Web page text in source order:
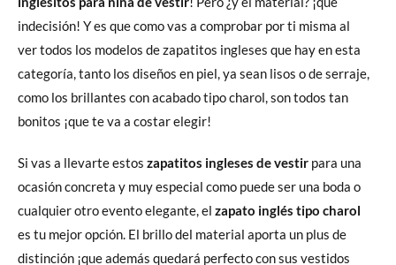
indecisión! Y es que como vas a comprobar por ti misma al
ver todos los modelos de zapatitos ingleses que hay en esta
categoría, tanto los diseños en piel, ya sean lisos o de serraje,
como los brillantes con acabado tipo charol, son todos tan
bonitos ¡que te va a costar elegir!
Si vas a llevarte estos zapatitos ingleses de vestir para una
ocasión concreta y muy especial como puede ser una boda o
cualquier otro evento elegante, el zapato inglés tipo charol
es tu mejor opción. El brillo del material aporta un plus de
distinción ¡que además quedará perfecto con sus vestidos